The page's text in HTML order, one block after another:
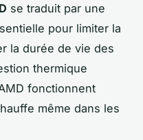
se traduit par une
pour limiter la
la durée de vie des
thermique
fonctionnent
même dans les